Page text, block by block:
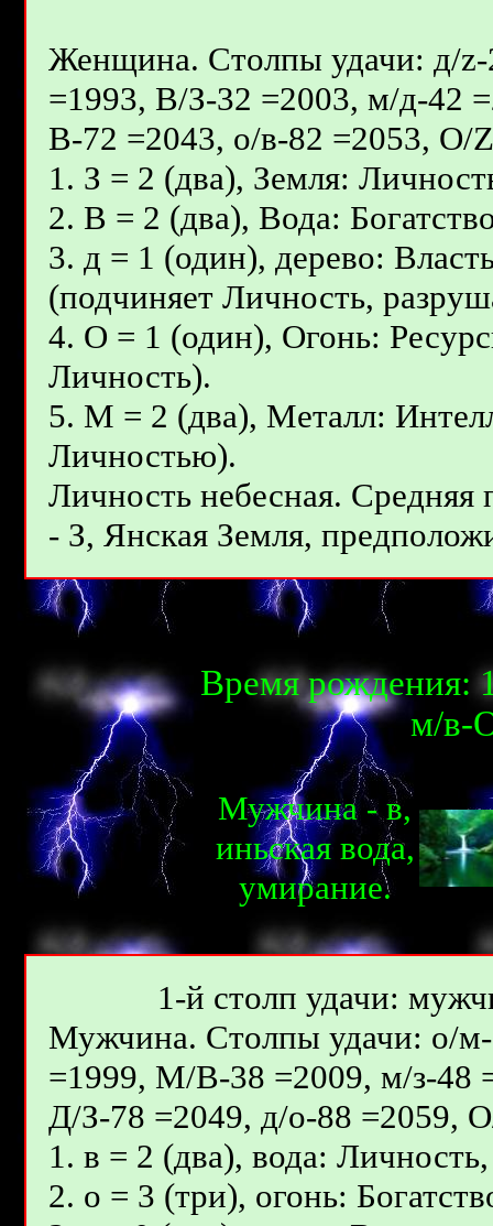
Женщина. Столпы удачи: д/
=1993, В/З-32 =2003, м/д-42
В-72 =2043, о/в-82 =2053, О/
1. З = 2 (два), Земля:
2. В = 2 (два), Вода:
3. д = 1 (один), дерево:
(подчиняет Личность,
4. О = 1 (один), Огонь:
Личность).
5. М = 2 (два), Металл:
Личностью).
Личность небесная.
- З, Янcкая Земля,
Время рождения:
м/в-
Мужчина - в,
иньская вода,
умирание.
1-й столп удачи:
Мужчина. Столпы удачи: о/м-
=1999, М/В-38 =2009, м/з-48
Д/З-78 =2049, д/о-88 =2059,
1. в = 2 (два), вода:
2. о = 3 (три), огонь: